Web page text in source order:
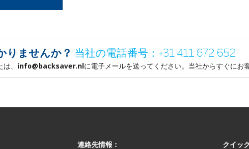
りませんか？ 当社の電話番号：+31 411 672 652
、 info@backsaver.nlに電子メールを送ってください。当社からすぐにお
連絡先情報： クイッ